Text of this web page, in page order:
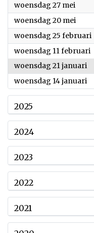
woensdag 27 mei
woensdag 20 mei
woensdag 25 februari
woensdag 11 februari
woensdag 21 januari
woensdag 14 januari
2025
2024
2023
2022
2021